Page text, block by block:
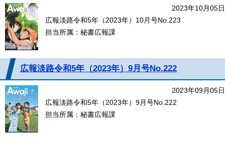
2023年10月05日
広報淡路令和5年（2023年）10月号No.223
担当所属：秘書広報課
広報淡路令和5年（2023年）9月号No.222
2023年09月05日
広報淡路令和5年（2023年）9月号No.222
担当所属：秘書広報課